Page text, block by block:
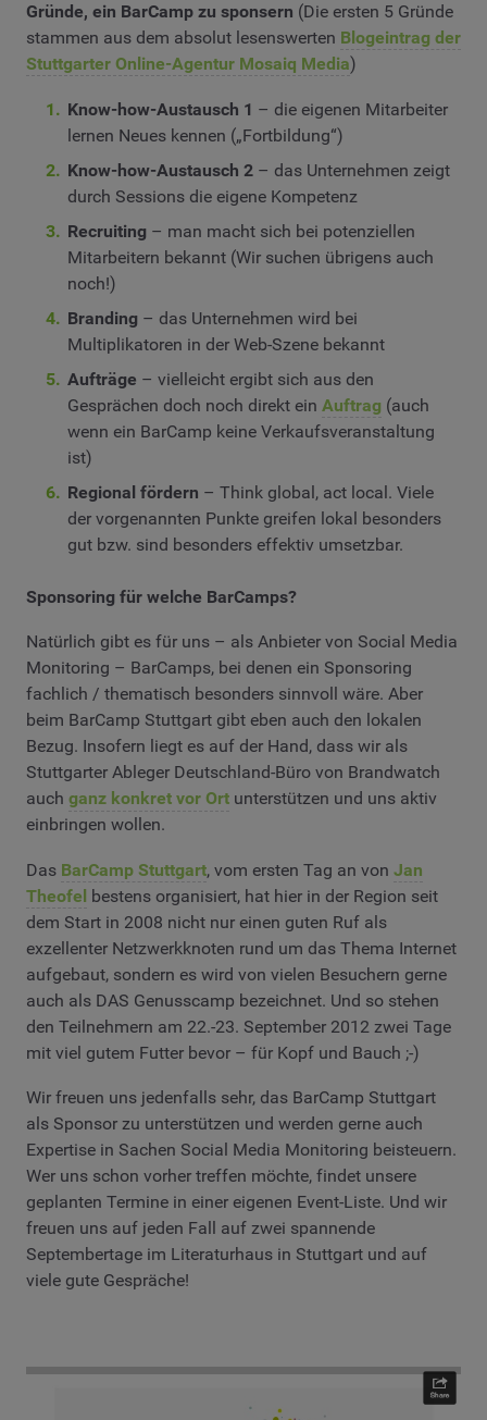
Gründe, ein BarCamp zu sponsern (Die ersten 5 Gründe
stammen aus dem absolut lesenswerten Blogeintrag der
Stuttgarter Online-Agentur Mosaiq Media)
Know-how-Austausch 1 – die eigenen Mitarbeiter
lernen Neues kennen („Fortbildung“)
Know-how-Austausch 2 – das Unternehmen zeigt
durch Sessions die eigene Kompetenz
Recruiting – man macht sich bei potenziellen
Mitarbeitern bekannt (Wir suchen übrigens auch
noch!)
Branding – das Unternehmen wird bei
Multiplikatoren in der Web-Szene bekannt
Aufträge – vielleicht ergibt sich aus den
Gesprächen doch noch direkt einAuftrag (auch
wenn ein BarCamp keine Verkaufsveranstaltung
ist)
Regional fördern – Think global, act local. Viele
der vorgenannten Punkte greifen lokal besonders
gut bzw. sind besonders effektiv umsetzbar.
Sponsoring für welche BarCamps?
Natürlich gibt es für uns – als Anbieter von Social Media
Monitoring – BarCamps, bei denen ein Sponsoring
fachlich / thematisch besonders sinnvoll wäre. Aber
beim BarCamp Stuttgart gibt eben auch den lokalen
Bezug. Insofern liegt es auf der Hand, dass wir als
Stuttgarter Ableger Deutschland-Büro von Brandwatch
auch ganz konkret vor Ort unterstützen und uns aktiv
einbringen wollen.
Das BarCamp Stuttgart, vom ersten Tag an von Jan
Theofel bestens organisiert, hat hier in der Region seit
dem Start in 2008 nicht nur einen guten Ruf als
exzellenter Netzwerkknoten rund um das Thema Internet
aufgebaut, sondern es wird von vielen Besuchern gerne
auch als DAS Genusscamp bezeichnet. Und so stehen
den Teilnehmern am 22.-23. September 2012 zwei Tage
mit viel gutem Futter bevor – für Kopf und Bauch ;-)
Wir freuen uns jedenfalls sehr, das BarCamp Stuttgart
als Sponsor zu unterstützen und werden gerne auch
Expertise in Sachen Social Media Monitoring beisteuern.
Wer uns schon vorher treffen möchte, findet unsere
geplanten Termine in einer eigenen Event-Liste. Und wir
freuen uns auf jeden Fall auf zwei spannende
Septembertage im Literaturhaus in Stuttgart und auf
viele gute Gespräche!